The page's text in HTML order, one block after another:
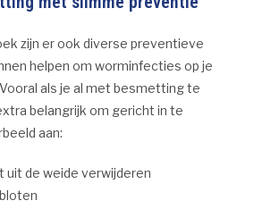
zijn er ook diverse preventieve
helpen om worminfecties op je
als je al met besmetting te
belangrijk om gericht in te
aan:
uit de weide verwijderen